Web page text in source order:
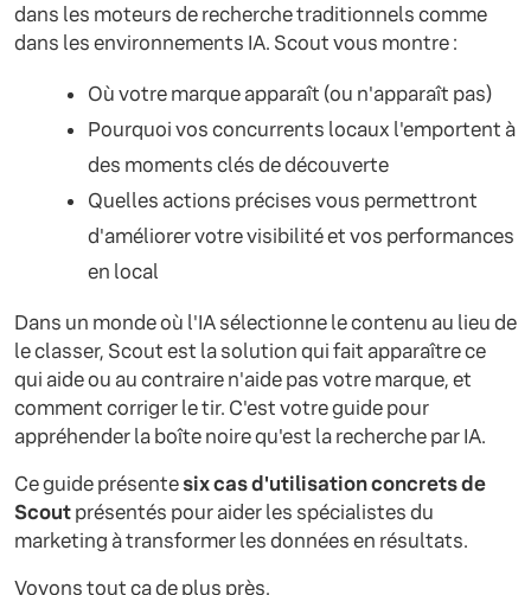
dans les moteurs de recherche traditionnels comme
dans les environnements IA. Scout vous montre :
Où votre marque apparaît (ou n'apparaît pas)
Pourquoi vos concurrents locaux l'emportent à
des moments clés de découverte
Quelles actions précises vous permettront
d'améliorer votre visibilité et vos performances
en local
Dans un monde où l'IA sélectionne le contenu au lieu de
le classer, Scout est la solution qui fait apparaître ce
qui aide ou au contraire n'aide pas votre marque, et
comment corriger le tir. C'est votre guide pour
appréhender la boîte noire qu'est la recherche par IA.
Ce guide présentesix cas d'utilisation concrets de
Scoutprésentés pour aider les spécialistes du
marketing à transformer les données en résultats.
Voyons tout ça de plus près.